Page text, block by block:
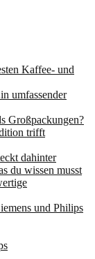
Kaffee- und
umfassender
Großpackungen?
trifft
dahinter
du wissen musst
und Philips